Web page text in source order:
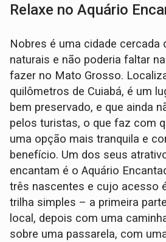
Relaxe no Aquário
Nobres é uma cidade cercada
naturais e não poderia faltar
fazer no Mato Grosso.
quilômetros de Cuiabá, é um
bem preservado, e que ainda
pelos turistas, o que faz com
uma opção mais tranquila e
benefício. Um dos seus
encantam é o Aquário
três nascentes e cujo acesso
trilha simples – a primeira
local, depois com uma
sobre uma passarela, com